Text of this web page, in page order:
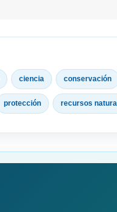
ciencia conservación
protección recursos